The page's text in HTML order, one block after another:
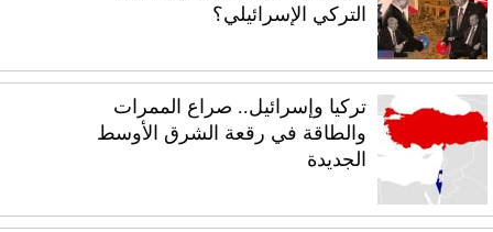
التركي الإسرائيلي؟
تركيا وإسرائيل.. صراع الممرات
والطاقة في رقعة الشرق الأوسط
الجديدة